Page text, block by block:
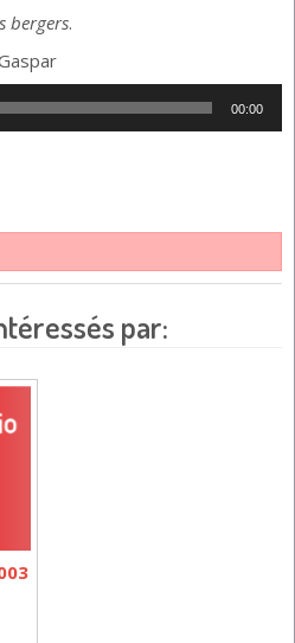
bergers.
00:00
par: